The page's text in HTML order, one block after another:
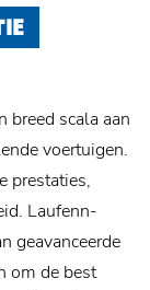
breed scala aan
voertuigen.
prestaties,
Laufenn-
geavanceerde
om de best